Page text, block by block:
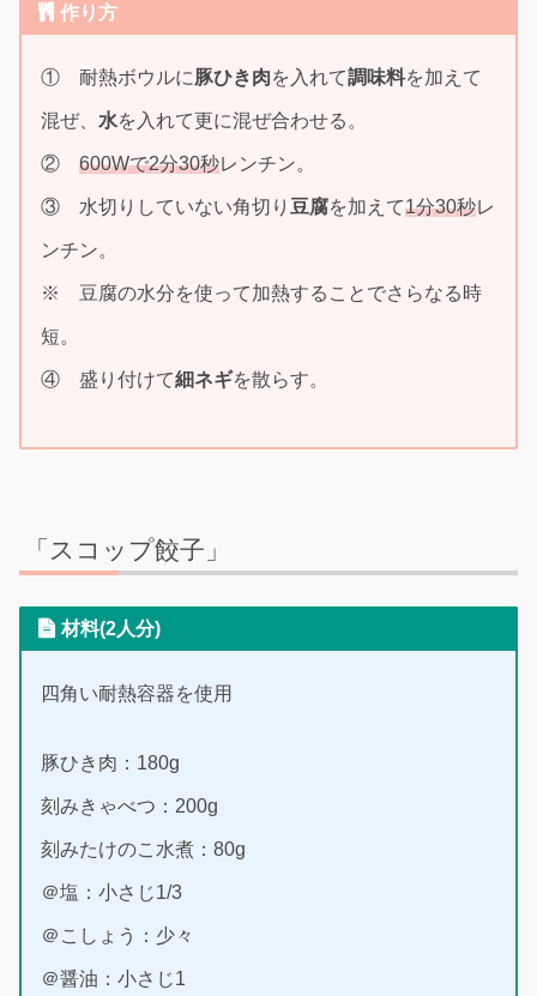
作り方
① 耐熱ボウルに豚ひき肉を入れて調味料を加えて
混ぜ、 水を入れて更に混ぜ合わせる。
② 600Wで2分30秒レンチン。
③ 水切りしていない角切り 豆腐を加えて1分30秒レ
ンチン。
※ 豆腐の水分を使って加熱することでさらなる時
短。
④ 盛り付けて細ネギを散らす。
「スコップ餃子」
材料(2人分)
四角い耐熱容器を使用
豚ひき肉：180g
刻みきゃべつ：200g
刻みたけのこ水煮：80g
＠塩：小さじ1/3
＠こしょう：少々
＠醤油：小さじ1